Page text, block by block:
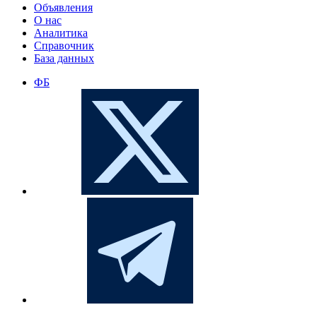
Объявления
О нас
Аналитика
Справочник
База данных
ФБ